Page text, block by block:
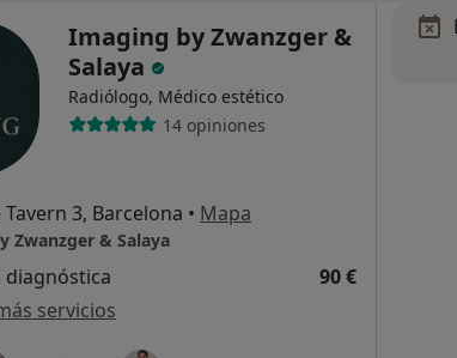
Imaging by Zwanzger &
Salaya
Radiólogo, Médico estético
14 opiniones
3, Barcelona • Mapa
Zwanzger & Salaya
diagnóstica
90 €
servicios